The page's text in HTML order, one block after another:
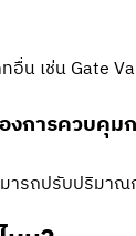
อื่น เช่น Gate
งการควบคุม
รถปรับปริมาณ